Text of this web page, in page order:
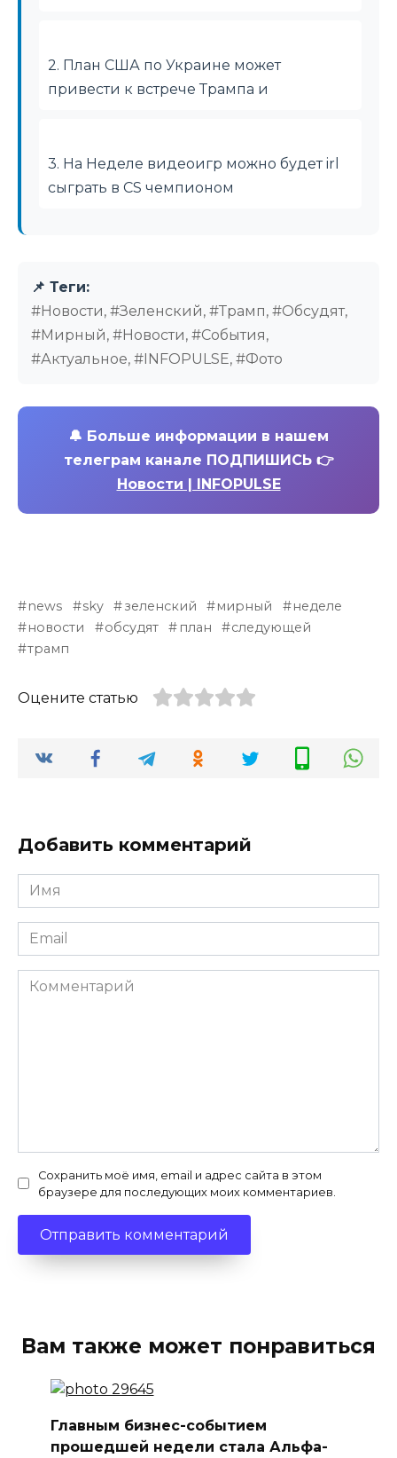
2. План США по Украине может
привести к встрече Трампа и
3. На Неделе видеоигр можно будет irl
сыграть в CS чемпионом
📌 Теги:
#Новости, #Зеленский, #Трамп, #Обсудят,
#Мирный, #Новости, #События,
#Актуальное, #INFOPULSE, #Фото
🔔 Больше информации в нашем
телеграм канале ПОДПИШИСЬ 👉
Новости | INFOPULSE
news sky зеленский мирный
неделе
новости
обсудят план
следующей
трамп
Оцените статью
Добавить комментарий
Имя
*
Email
*
Комментарий
Сохранить моё имя, email и адрес сайта в этом
браузере для последующих моих комментариев.
Вам также может понравиться
Главным бизнес-событием
прошедшей недели стала Альфа-